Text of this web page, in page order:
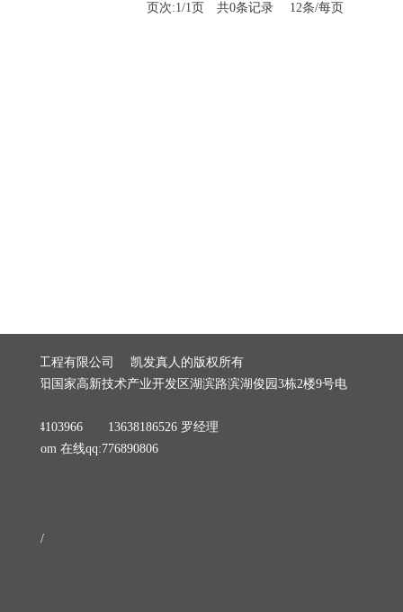
页次:1/1页 共0条记录 12条/每页
筑装饰工程有限公司 凯发真人的版权所有
市贵阳国家高新技术产业开发区湖滨路滨湖俊园3栋2楼9号电
18184103966 13638186526 罗经理
在线qq:776890806
/